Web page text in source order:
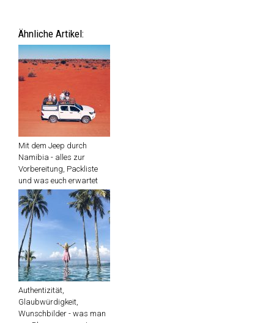
Ähnliche Artikel:
Mit dem Jeep durch
Namibia - alles zur
Vorbereitung, Packliste
und was euch erwartet
Authentizität,
Glaubwürdigkeit,
Wunschbilder - was man